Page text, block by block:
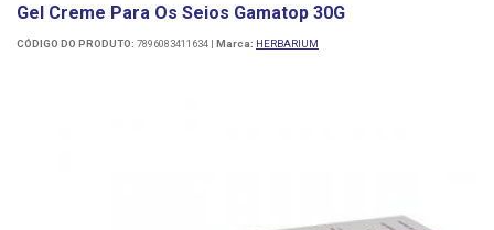
Gel Creme Para Os Seios Gamatop 30G
CÓDIGO DO PRODUTO: 7896083411634 | Marca: HERBARIUM